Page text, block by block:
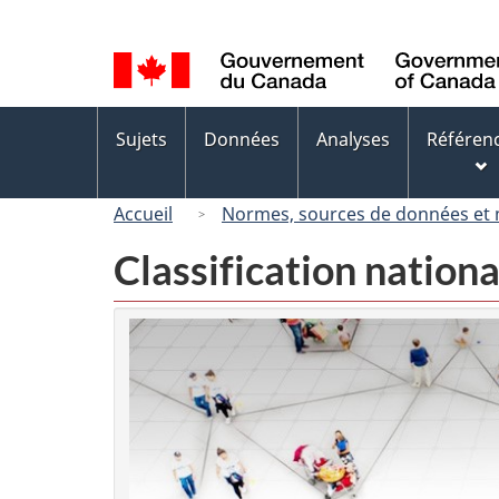
de
la
langue
des
Sujets Données Analyses
Accueil Normes, sources de données et
Classification